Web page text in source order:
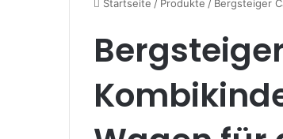
Startseite / Produkte / Bergsteiger